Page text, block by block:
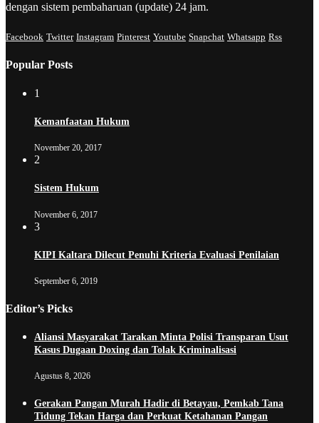
dengan sistem pembaharuan (update) 24 jam.
Facebook Twitter Instagram Pinterest Youtube Snapchat Whatsapp Rss
Popular Posts
1
Kemanfaatan Hukum
November 20, 2017
2
Sistem Hukum
November 6, 2017
3
KIPI Kaltara Dilecut Penuhi Kriteria Evaluasi Penilaian
September 6, 2019
Editor’s Picks
Aliansi Masyarakat Tarakan Minta Polisi Transparan Usut
Kasus Dugaan Doxing dan Tolak Kriminalisasi
Agustus 8, 2026
Gerakan Pangan Murah Hadir di Betayau, Pemkab Tana
Tidung Tekan Harga dan Perkuat Ketahanan Pangan